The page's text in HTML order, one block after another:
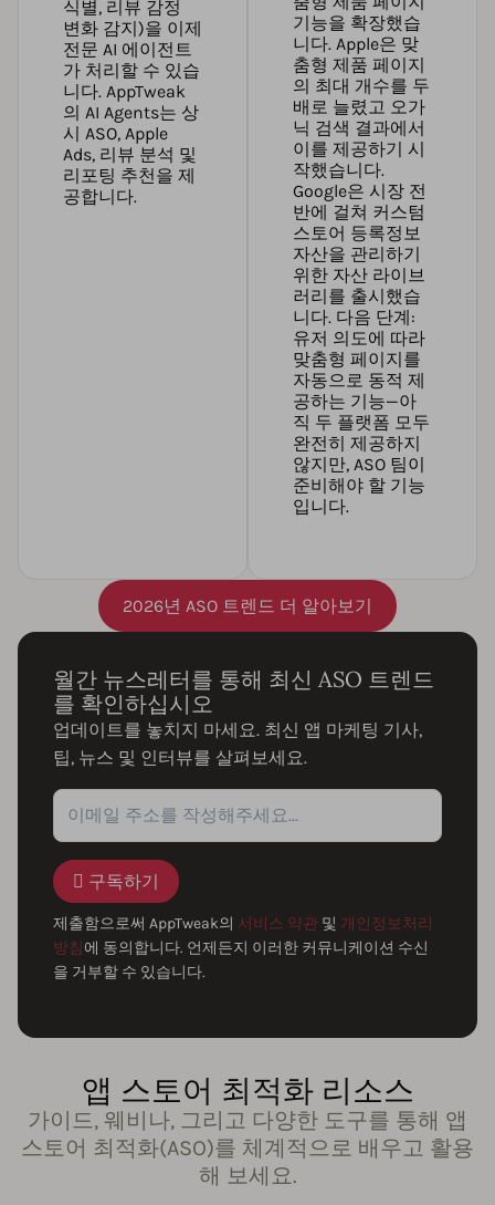
식별, 리뷰 감정
변화 감지)을 이제
전문 AI 에이전트
가 처리할 수 있습
니다. AppTweak
의 AI Agents는 상
시 ASO, Apple
Ads, 리뷰 분석 및
리포팅 추천을 제
공합니다.
기능을 확장했습
니다. Apple은 맞
춤형 제품 페이지
의 최대 개수를 두
배로 늘렸고 오가
닉 검색 결과에서
이를 제공하기 시
작했습니다.
Google은 시장 전
반에 걸쳐 커스텀
스토어 등록정보
자산을 관리하기
위한 자산 라이브
러리를 출시했습
니다. 다음 단계:
유저 의도에 따라
맞춤형 페이지를
자동으로 동적 제
공하는 기능—아
직 두 플랫폼 모두
완전히 제공하지
않지만, ASO 팀이
준비해야 할 기능
입니다.
2026년 ASO 트렌드 더 알아보기
월간 뉴스레터를 통해 최신 ASO 트렌드
를 확인하십시오
업데이트를 놓치지 마세요. 최신 앱 마케팅 기사,
팁, 뉴스 및 인터뷰를 살펴보세요.
구독하기
제출함으로써 AppTweak의 서비스 약관 및 개인정보처리
방침에 동의합니다. 언제든지 이러한 커뮤니케이션 수신
을 거부할 수 있습니다.
앱 스토어 최적화 리소스
가이드, 웨비나, 그리고 다양한 도구를 통해 앱
스토어 최적화(ASO)를 체계적으로 배우고 활용
해 보세요.